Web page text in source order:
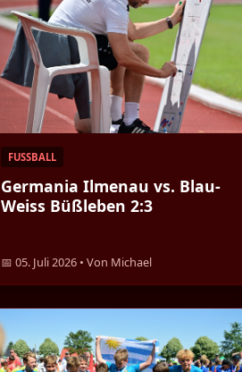
FUSSBALL
Germania Ilmenau vs. Blau-
Weiss Büßleben 2:3
📅 05. Juli 2026 • Von Michael